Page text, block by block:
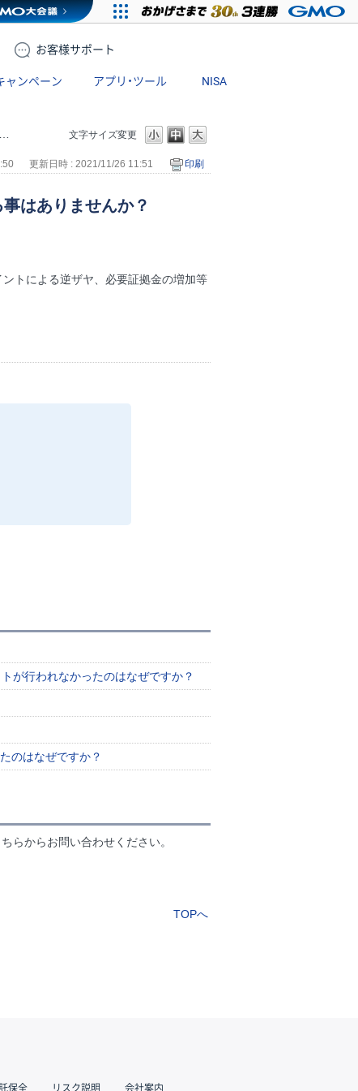
お客様サポート
ャンペーン アプリ・ツール NISA
文字サイズ変更
更新日時 : 2021/11/26 11:51 印刷
はありませんか？
トによる逆ザヤ、必要証拠金の増加等
が行われなかったのはなぜですか？
のはなぜですか？
らからお問い合わせください。
TOPへ
保全 リスク説明 会社案内